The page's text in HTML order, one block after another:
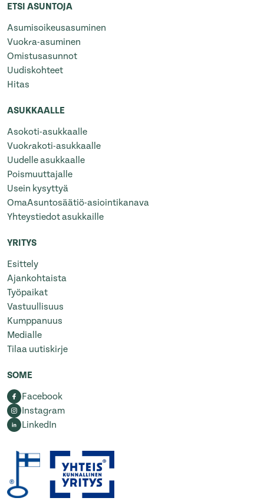
ETSI ASUNTOJA
Asumisoikeusasuminen
Vuokra-asuminen
Omistusasunnot
Uudiskohteet
Hitas
ASUKKAALLE
Asokoti-asukkaalle
Vuokrakoti-asukkaalle
Uudelle asukkaalle
Poismuuttajalle
Usein kysyttyä
OmaAsuntosäätiö-asiointikanava
Yhteystiedot asukkaille
YRITYS
Esittely
Ajankohtaista
Työpaikat
Vastuullisuus
Kumppanuus
Medialle
Tilaa uutiskirje
SOME
Facebook
Instagram
LinkedIn